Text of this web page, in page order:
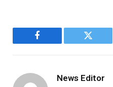
Facebook Twitter
News Editor